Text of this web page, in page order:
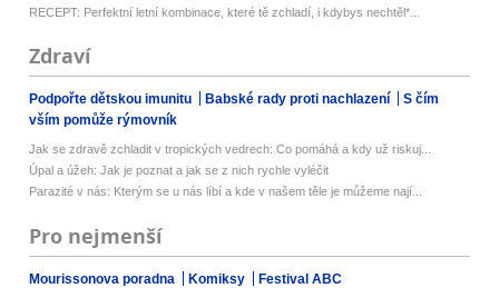
RECEPT: Perfektní letní kombinace, které tě zchladí, i kdybys nechtěl*...
Zdraví
Podpořte dětskou imunitu Babské rady proti nachlazení
S čím
vším pomůže rýmovník
Jak se zdravě zchladit v tropických vedrech: Co pomáhá a kdy už riskuj...
Úpal a úžeh: Jak je poznat a jak se z nich rychle vyléčit
Parazité v nás: Kterým se u nás líbí a kde v našem těle je můžeme nají...
Pro nejmenší
Mourissonova poradna Komiksy Festival ABC